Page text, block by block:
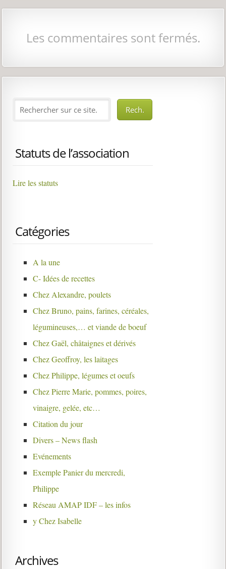
Les commentaires sont fermés.
Statuts de l’association
Lire les statuts
Catégories
A la une
C- Idées de recettes
Chez Alexandre, poulets
Chez Bruno, pains, farines, céréales,
légumineuses,… et viande de boeuf
Chez Gaël, châtaignes et dérivés
Chez Geoffroy, les laitages
Chez Philippe, légumes et oeufs
Chez Pierre Marie, pommes, poires,
vinaigre, gelée, etc…
Citation du jour
Divers – News flash
Evénements
Exemple Panier du mercredi,
Philippe
Réseau AMAP IDF – les infos
y Chez Isabelle
Archives